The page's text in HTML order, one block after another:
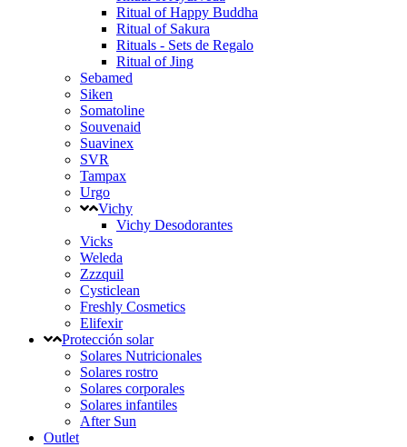
Ritual of Happy Buddha
Ritual of Sakura
Rituals - Sets de Regalo
Ritual of Jing
Sebamed
Siken
Somatoline
Souvenaid
Suavinex
SVR
Tampax
Urgo
Vichy
Vichy Desodorantes
Vicks
Weleda
Zzzquil
Cysticlean
Freshly Cosmetics
Elifexir
Protección solar
Solares Nutricionales
Solares rostro
Solares corporales
Solares infantiles
After Sun
Outlet